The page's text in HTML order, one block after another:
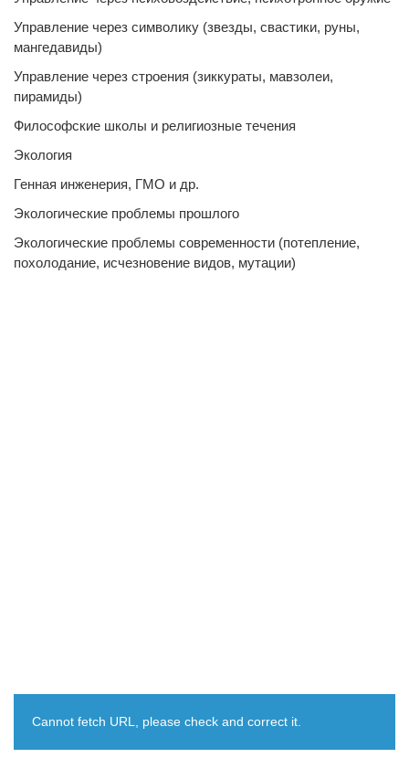
Управление через символику (звезды, свастики, руны,
мангедавиды)
Управление через строения (зиккураты, мавзолеи,
пирамиды)
Философские школы и религиозные течения
Экология
Генная инженерия, ГМО и др.
Экологические проблемы прошлого
Экологические проблемы современности (потепление,
похолодание, исчезновение видов, мутации)
Cannot fetch URL, please check and correct it.